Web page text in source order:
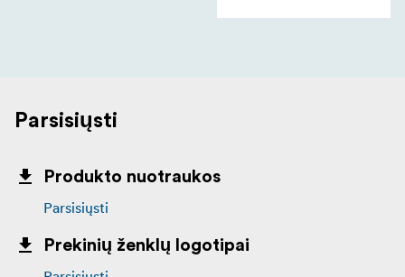
Parsisiųsti
Produkto nuotraukos
Parsisiųsti
Prekinių ženklų logotipai